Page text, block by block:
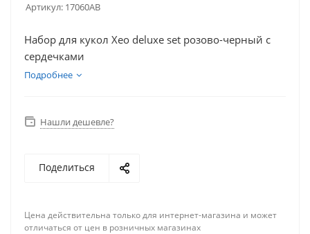
Артикул: 17060AB
Набор для кукол Xeo deluxe set розово-черный с
сердечками
Подробнее
Нашли дешевле?
Поделиться
Цена действительна только для интернет-магазина и может
отличаться от цен в розничных магазинах